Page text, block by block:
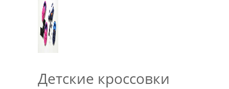
Детские кроссовки